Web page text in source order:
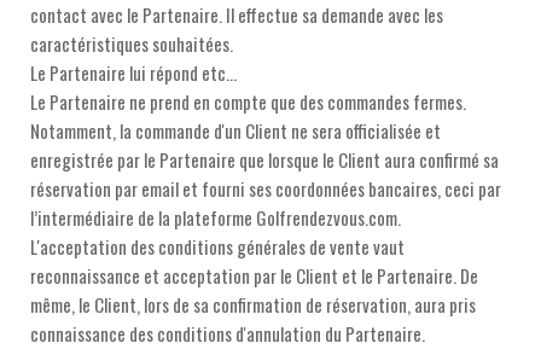
contact avec le Partenaire. Il effectue sa demande avec les
caractéristiques souhaitées.
Le Partenaire lui répond etc...
Le Partenaire ne prend en compte que des commandes fermes.
Notamment, la commande d'un Client ne sera officialisée et
enregistrée par le Partenaire que lorsque le Client aura confirmé sa
réservation par email et fourni ses coordonnées bancaires, ceci par
l’intermédiaire de la plateforme Golfrendezvous.com.
L'acceptation des conditions générales de vente vaut
reconnaissance et acceptation par le Client et le Partenaire. De
même, le Client, lors de sa confirmation de réservation, aura pris
connaissance des conditions d'annulation du Partenaire.